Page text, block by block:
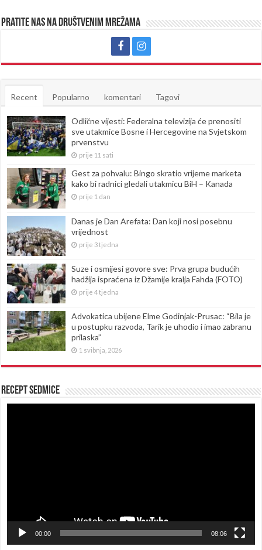
Pratite nas na društvenim mrežama
Recent Popularno komentari Tagovi
Odlične vijesti: Federalna televizija će prenositi
sve utakmice Bosne i Hercegovine na Svjetskom
prvenstvu
prije 11 sati
Gest za pohvalu: Bingo skratio vrijeme marketa
kako bi radnici gledali utakmicu BiH – Kanada
prije 1 dan
Danas je Dan Arefata: Dan koji nosi posebnu
vrijednost
prije 3 tjedna
Suze i osmijesi govore sve: Prva grupa budućih
hadžija ispraćena iz Džamije kralja Fahda (FOTO)
prije 4 tjedna
Advokatica ubijene Elme Godinjak-Prusac: “Bila je
u postupku razvoda, Tarik je uhodio i imao zabranu
prilaska”
1 svibnja, 2026
Recept sedmice
00:00 08:06